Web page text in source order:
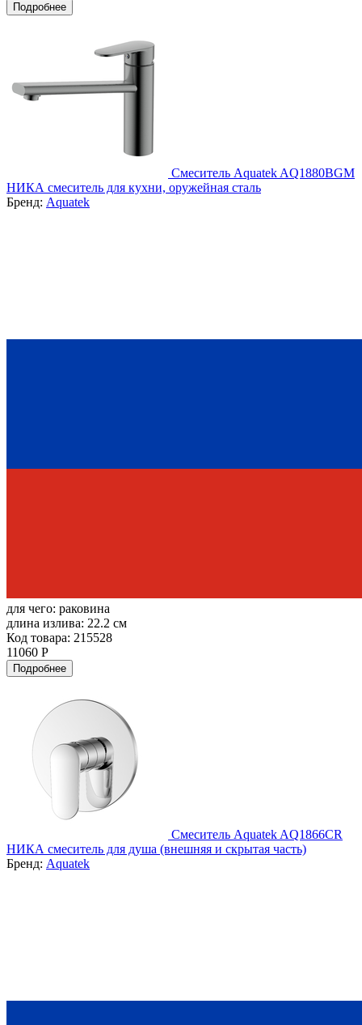
Подробнее
Смеситель Aquatek AQ1880BGM
НИКА смеситель для кухни, оружейная сталь
Бренд: Aquatek
для чего: раковина
длина излива: 22.2 см
Код товара: 215528
11060 Р
Подробнее
Смеситель Aquatek AQ1866CR
НИКА смеситель для душа (внешняя и скрытая часть)
Бренд: Aquatek